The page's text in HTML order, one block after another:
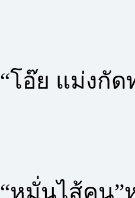
“โอ๊ย แม่งกัด
“หมั่นไส้คน”